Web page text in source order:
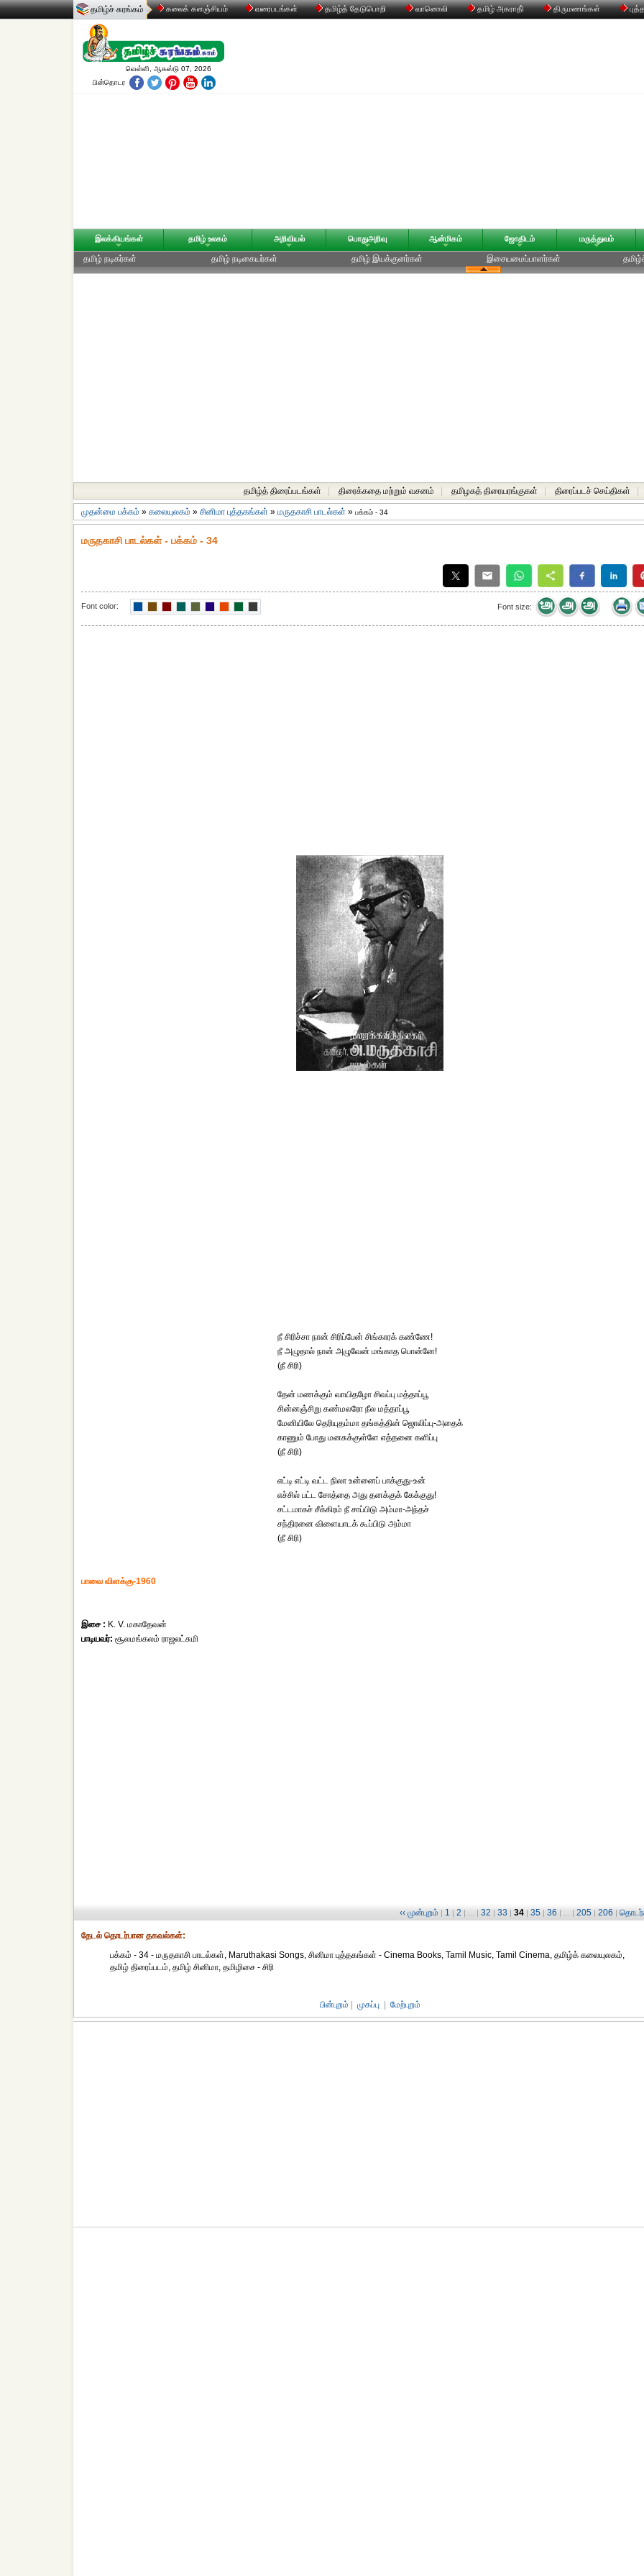
தமிழ்ச் சுரங்கம் கலைக் களஞ்சியம் வரைபடங்கள் தமிழ்த் தேடுபொறி வானொலி தமிழ் அகராதி் திருமணங்கள்
வெள்ளி, ஆகஸ்டு 07, 2026
பின்தொடர
இலக்கியங்கள் தமிழ் உலகம் அறிவியல் பொதுஅறிவு ஆன்மிகம் ஜோதிடம் மருத்துவம்
தமிழ் நடிகர்கள் தமிழ் நடிகையர்கள் தமிழ் இயக்குனர்கள் இசையமைப்பாளர்கள்
தமிழ்த் திரைப்படங்கள் திரைக்கதை மற்றும் வசனம் தமிழகத் திரையரங்குகள் திரைப்படச் செய்திகள்
முதன்மை பக்கம் » கலையுலகம் » சினிமா புத்தகங்கள் » மருதகாசி பாடல்கள் » பக்கம் - 34
மருதகாசி பாடல்கள் - பக்கம் - 34
Font color: Font size:
நீ சிரிச்சா நான் சிரிப்பேன் சிங்காரக் கண்ணே!
நீ அழுதால் நான் அழுவேன் மங்காத பொன்னே!
(நீ சிரி)
தேன் மணக்கும் வாயிதழோ சிவப்பு மத்தாப்பூ
சின்னஞ்சிறு கண்மலரோ நீல மத்தாப்பூ
மேனியிலே தெரியுதம்மா தங்கத்தின் ஜொலிப்பு-அதைக்
காணும் போது மனசுக்குள்ளே எத்தனை களிப்பு
(நீ சிரி)
எட்டி எட்டி வட்ட நிலா உன்னைப் பாக்குது-உன்
எச்சில் பட்ட சோத்தை அது தனக்குக் கேக்குது!
சட்டமாகச் சீக்கிரம் நீ சாப்பிடு அம்மா-அந்தச்
சந்திரனை விளையாடக் கூப்பிடு அம்மா
(நீ சிரி)
பாவை விளக்கு-1960
இசை : K. V. மகாதேவன்
பாடியவர்: சூலமங்கலம் ராஜலட்சுமி
‹‹ முன்புறம் | 1 | 2 | ... | 32 | 33 | 34 | 35 | 36 | ... | 205 | 206 |
தேட‌ல் தொட‌ர்பான தகவ‌ல்க‌ள்:
பக்கம் - 34 - மருதகாசி பாடல்கள், Maruthakasi Songs, சினிமா புத்தகங்கள் - Cinema Books, Tamil Music, Tamil Cinema, தமிழ்க் கலையுலகம்,
தமிழ் திரைப்படம், தமிழ் சினிமா, தமிழிசை - சிரி
பின்புறம் முகப்பு மேற்புறம்